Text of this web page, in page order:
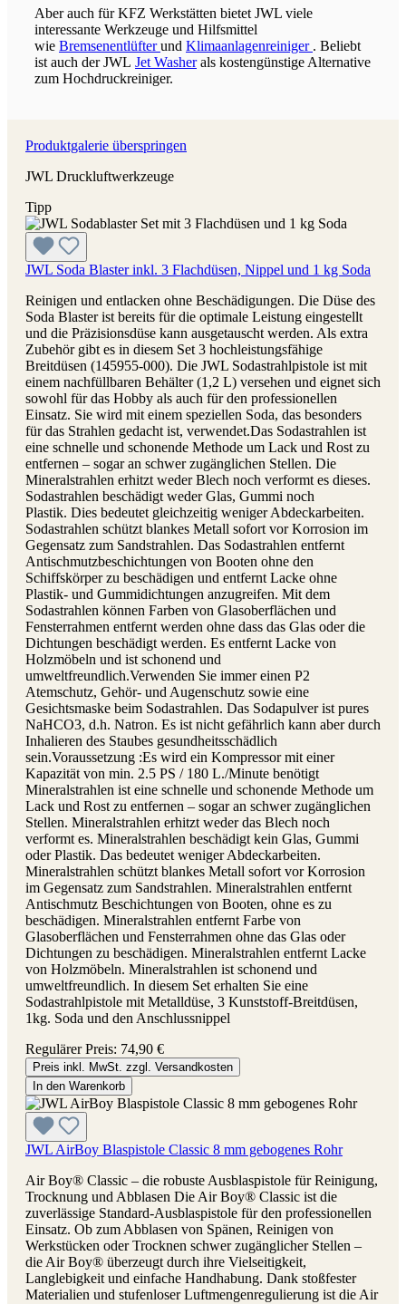
Aber auch für KFZ Werkstätten bietet JWL viele
interessante Werkzeuge und Hilfsmittel
wie Bremsenentlüfterund Klimaanlagenreiniger . Beliebt
ist auch der JWL Jet Washerals kostengünstige Alternative
zum Hochdruckreiniger.
Produktgalerie überspringen
JWL Druckluftwerkzeuge
Tipp
JWL Soda Blaster inkl. 3 Flachdüsen, Nippel und 1 kg Soda
Reinigen und entlacken ohne Beschädigungen. Die Düse des
Soda Blaster ist bereits für die optimale Leistung eingestellt
und die Präzisionsdüse kann ausgetauscht werden. Als extra
Zubehör gibt es in diesem Set 3 hochleistungsfähige
Breitdüsen (145955-000). Die JWL Sodastrahlpistole ist mit
einem nachfüllbaren Behälter (1,2 L) versehen und eignet sich
sowohl für das Hobby als auch für den professionellen
Einsatz. Sie wird mit einem speziellen Soda, das besonders
für das Strahlen gedacht ist, verwendet.Das Sodastrahlen ist
eine schnelle und schonende Methode um Lack und Rost zu
entfernen – sogar an schwer zugänglichen Stellen. Die
Mineralstrahlen erhitzt weder Blech noch verformt es dieses.
Sodastrahlen beschädigt weder Glas, Gummi noch
Plastik. Dies bedeutet gleichzeitig weniger Abdeckarbeiten.
Sodastrahlen schützt blankes Metall sofort vor Korrosion im
Gegensatz zum Sandstrahlen. Das Sodastrahlen entfernt
Antischmutzbeschichtungen von Booten ohne den
Schiffskörper zu beschädigen und entfernt Lacke ohne
Plastik- und Gummidichtungen anzugreifen. Mit dem
Sodastrahlen können Farben von Glasoberflächen und
Fensterrahmen entfernt werden ohne dass das Glas oder die
Dichtungen beschädigt werden. Es entfernt Lacke von
Holzmöbeln und ist schonend und
umweltfreundlich.Verwenden Sie immer einen P2
Atemschutz, Gehör- und Augenschutz sowie eine
Gesichtsmaske beim Sodastrahlen. Das Sodapulver ist pures
NaHCO3, d.h. Natron. Es ist nicht gefährlich kann aber durch
Inhalieren des Staubes gesundheitsschädlich
sein.Voraussetzung :Es wird ein Kompressor mit einer
Kapazität von min. 2.5 PS / 180 L./Minute benötigt
Mineralstrahlen ist eine schnelle und schonende Methode um
Lack und Rost zu entfernen – sogar an schwer zugänglichen
Stellen. Mineralstrahlen erhitzt weder das Blech noch
verformt es. Mineralstrahlen beschädigt kein Glas, Gummi
oder Plastik. Das bedeutet weniger Abdeckarbeiten.
Mineralstrahlen schützt blankes Metall sofort vor Korrosion
im Gegensatz zum Sandstrahlen. Mineralstrahlen entfernt
Antischmutz Beschichtungen von Booten, ohne es zu
beschädigen. Mineralstrahlen entfernt Farbe von
Glasoberflächen und Fensterrahmen ohne das Glas oder
Dichtungen zu beschädigen. Mineralstrahlen entfernt Lacke
von Holzmöbeln. Mineralstrahlen ist schonend und
umweltfreundlich. In diesem Set erhalten Sie eine
Sodastrahlpistole mit Metalldüse, 3 Kunststoff-Breitdüsen,
1kg. Soda und den Anschlussnippel
Regulärer Preis: 74,90 €
Preis inkl. MwSt. zzgl. Versandkosten
In den Warenkorb
JWL AirBoy Blaspistole Classic 8 mm gebogenes Rohr
Air Boy® Classic – die robuste Ausblaspistole für Reinigung,
Trocknung und Abblasen Die Air Boy® Classic ist die
zuverlässige Standard-Ausblaspistole für den professionellen
Einsatz. Ob zum Abblasen von Spänen, Reinigen von
Werkstücken oder Trocknen schwer zugänglicher Stellen –
die Air Boy® überzeugt durch ihre Vielseitigkeit,
Langlebigkeit und einfache Handhabung. Dank stoßfester
Materialien und stufenloser Luftmengenregulierung ist die Air